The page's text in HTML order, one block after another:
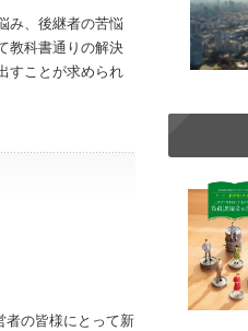
み、後継者の苦悩
教科書通りの解決
すことが求められ
者の皆様にとって新